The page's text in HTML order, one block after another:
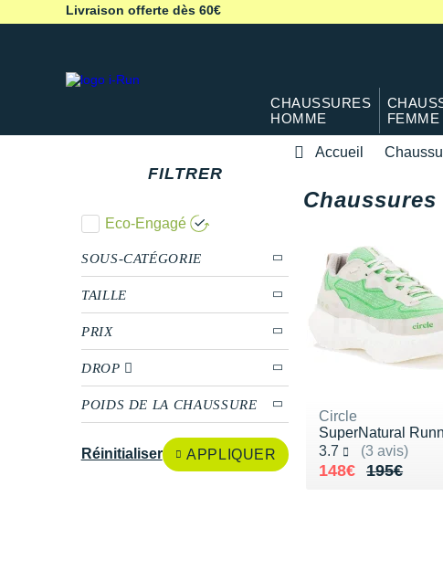
Livraison offerte dès 60€
CHAUSSURES
HOMME
FEMME
Accueil
FILTRER
Eco-Engagé
SOUS-CATÉGORIE
TAILLE
PRIX
DROP
POIDS DE LA CHAUSSURE
Réinitialiser APPLIQUER
Circle
SuperNatural
3.7
(3 avis)
Noté 3.7 sur 5
195€
Au lieu de 195€
148€
Vendu 148€